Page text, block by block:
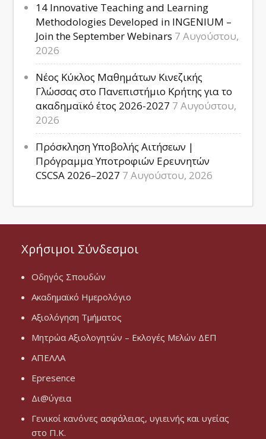
14 Innovative Teaching and Learning
Methodologies Developed in INGENIUM –
Join the September Webinars 7 Αυγούστου,
2026
Νέος Κύκλος Μαθημάτων Κινεζικής
Γλώσσας στο Πανεπιστήμιο Κρήτης για το
ακαδημαϊκό έτος 2026-2027 7 Αυγούστου,
2026
Πρόσκληση Υποβολής Αιτήσεων |
Πρόγραμμα Υποτροφιών Ερευνητών
CSCSA 2026–2027 7 Αυγούστου, 2026
Χρήσιμοι Σύνδεσμοι
Οδηγός Σπουδών
Ακαδημαϊκό Ημερολόγιο
Αξιολόγηση Τμήματος
Μητρώα Αξιολογητών – Εκλογές Μελών ΔΕΠ
ΑΠΕΛΛΑ
Epresence
Δι@ύγεια
Γενικοί κανόνες ασφάλειας, υγιεινής και υγείας
στο Π.Κ.